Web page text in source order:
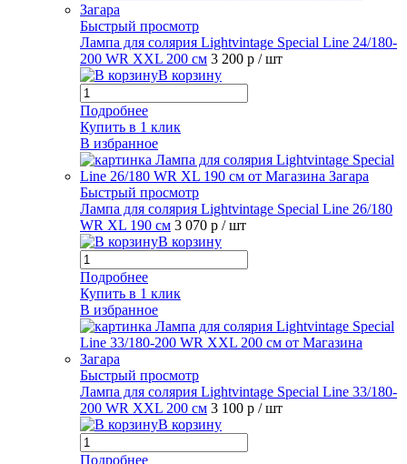
Быстрый просмотр
Лампа для солярия Lightvintage Special Line 24/180-
200 WR XXL 200 см 3 200 р / шт
В корзину
Подробнее
Купить в 1 клик
В избранное
Быстрый просмотр
Лампа для солярия Lightvintage Special Line 26/180
WR XL 190 см 3 070 р / шт
В корзину
Подробнее
Купить в 1 клик
В избранное
Быстрый просмотр
Лампа для солярия Lightvintage Special Line 33/180-
200 WR XXL 200 см 3 100 р / шт
В корзину
Подробнее